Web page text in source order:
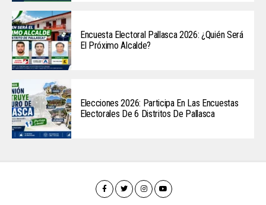
Encuesta Electoral Pallasca 2026: ¿Quién Será
El Próximo Alcalde?
Elecciones 2026: Participa En Las Encuestas
Electorales De 6 Distritos De Pallasca